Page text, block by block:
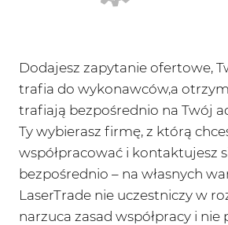
Dodajesz zapytanie ofertowe,
trafia do wykonawców,a
trafiają bezpośrednio na Twój
Ty wybierasz firmę, z którą
współpracować i kontaktujesz
bezpośrednio – na własnych
LaserTrade nie uczestniczy w
narzuca zasad współpracy i nie